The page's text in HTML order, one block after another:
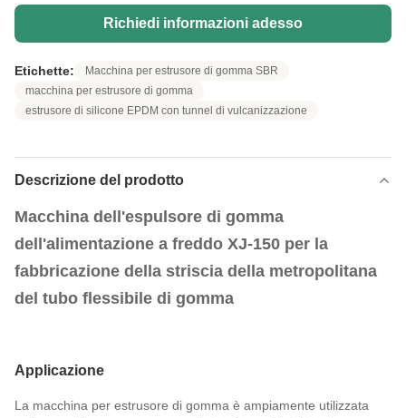
Richiedi informazioni adesso
Etichette:
Macchina per estrusore di gomma SBR
macchina per estrusore di gomma
estrusore di silicone EPDM con tunnel di vulcanizzazione
Descrizione del prodotto
Macchina dell'espulsore di gomma
dell'alimentazione a freddo XJ-150 per la
fabbricazione della striscia della metropolitana
del tubo flessibile di gomma
Applicazione
La macchina per estrusore di gomma è ampiamente utilizzata